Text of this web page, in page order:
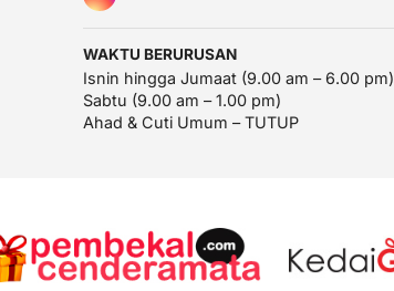
WAKTU BERURUSAN
Isnin hingga Jumaat (9.00 am – 6.00 pm)
Sabtu (9.00 am – 1.00 pm)
Ahad & Cuti Umum – TUTUP